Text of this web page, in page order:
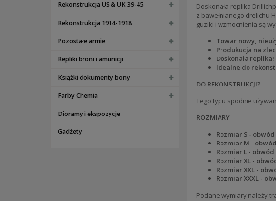
Rekonstrukcja US & UK 39-45
Rekonstrukcja 1914-1918
Pozostałe armie
Repliki broni i amunicji
Książki dokumenty bony
Farby Chemia
Dioramy i ekspozycje
Gadżety
Doskonała replika
z bawełnianego drelichu
guziki i wzmocnienia są
Towar nowy,
Produkucja na
Doskonała replika!
Idealne do
DO REKONSTRUKCJI?
Tego typu spodnie
ROZMIARY
Rozmiar S -
Rozmiar M -
Rozmiar L - obwód
Rozmiar XL -
Rozmiar XXL -
Rozmiar XXXL -
Podane wymiary należy